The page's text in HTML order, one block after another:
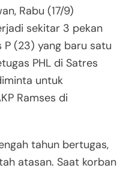
Rabu (17/9)
sekitar 3 pekan
P (23) yang baru satu
PHL di Satres
untuk
Ramses di
tahun bertugas,
atasan. Saat korban